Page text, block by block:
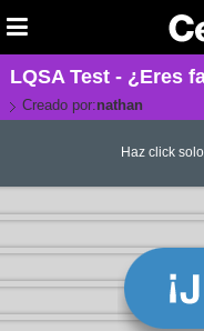
LQSA Test - ¿Eres
Creado por:nathan
Haz click